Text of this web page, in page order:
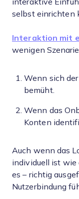
interaktive
selbst einrichten
Interaktion mit
wenigen
Wenn sich
bemüht.
Wenn das
Konten
Auch wenn das
individuell ist wie
es – richtig
Nutzerbindung